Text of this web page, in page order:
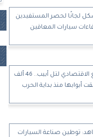
لجانًا لحصر المستفيدين
سيارات المعاقين
تدهور الوضع الاقتصادي لتل أبيب.. 46 ألف
أبوابها منذ بداية الحرب
توطين صناعة السيارات